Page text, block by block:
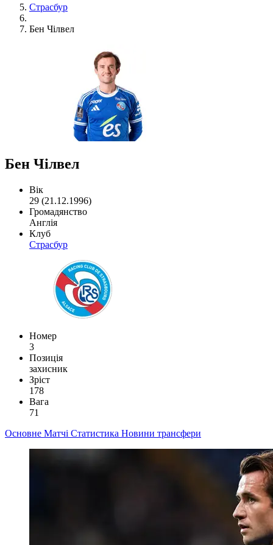
Страсбур
Бен Чілвел
Бен Чілвел
Вік
29 (21.12.1996)
Громадянство
Англія
Клуб
Страсбур
Номер
3
Позиція
захисник
Зріст
178
Вага
71
Основне Матчі Статистика Новини трансфери